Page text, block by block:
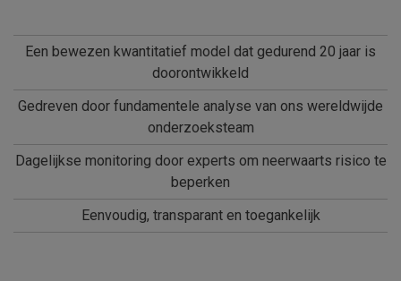
Een bewezen kwantitatief model dat gedurend 20 jaar is
doorontwikkeld
Gedreven door fundamentele analyse van ons wereldwijde
onderzoeksteam
Dagelijkse monitoring door experts om neerwaarts risico te
beperken
Eenvoudig, transparant en toegankelijk